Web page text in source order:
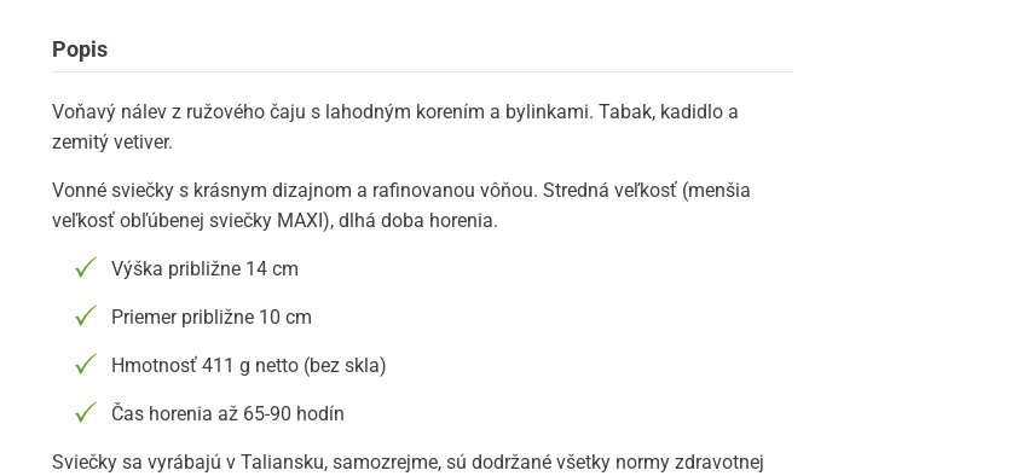
Popis
Voňavý nálev z ružového čaju s lahodným korením a bylinkami. Tabak, kadidlo a
zemitý vetiver.
Vonné sviečky s krásnym dizajnom a rafinovanou vôňou. Stredná veľkosť (menšia
veľkosť obľúbenej sviečky MAXI), dlhá doba horenia.
Výška približne 14 cm
Priemer približne 10 cm
Hmotnosť 411 g netto (bez skla)
Čas horenia až 65-90 hodín
Sviečky sa vyrábajú v Taliansku, samozrejme, sú dodržané všetky normy zdravotnej